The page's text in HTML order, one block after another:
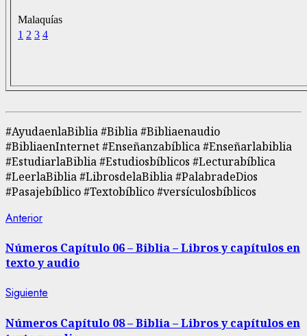
Malaquías
1 2 3 4
#AyudaenlaBiblia #Biblia #Bibliaenaudio
#BibliaenInternet #Enseñanzabíblica #Enseñarlabiblia
#EstudiarlaBiblia #Estudiosbíblicos #Lecturabíblica
#LeerlaBiblia #LibrosdelaBiblia #PalabradeDios
#Pasajebíblico #Textobíblico #versículosbíblicos
Navegación
de
entradas
AnteriorEntrada
Números Capítulo 06 – Biblia – Libros y capítulos en
texto y audio
Siguiente
Números Capítulo 08 – Biblia – Libros y capítulos en